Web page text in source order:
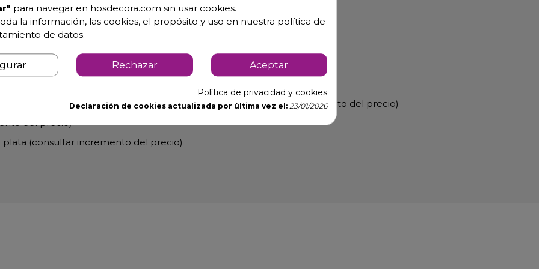
instalarse a mas de 800 m. sobre el nivel del mar (consultar incremento del precio)
del precio)
(consultar incremento del precio)
para navegar en hosdecora.com sin usar cookies.
la información, las cookies, el propósito y uso en nuestra política de
de datos.
Rechazar Aceptar
Política de privacidad y cookies
Declaración de cookies actualizada por última vez el: 23/01/2026